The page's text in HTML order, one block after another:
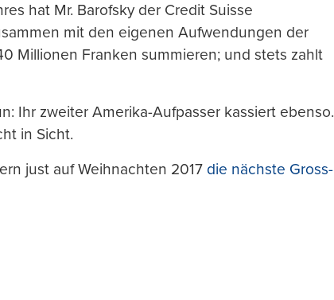
hat Mr. Barofsky der Credit Suisse
mit den eigenen Aufwendungen der
Millionen Franken summieren; und stets zahlt
Ihr zweiter Amerika-Aufpasser kassiert ebenso.
in Sicht.
just auf Weihnachten 2017 die nächste Gross-